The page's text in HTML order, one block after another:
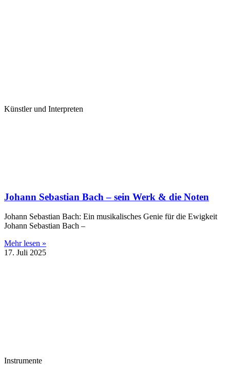
Künstler und Interpreten
Johann Sebastian Bach – sein Werk & die Noten
Johann Sebastian Bach: Ein musikalisches Genie für die Ewigkeit
Johann Sebastian Bach –
Mehr lesen »
17. Juli 2025
Instrumente